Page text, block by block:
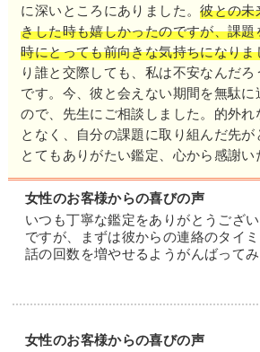
確かな足取りで未来へ向かってい
心も気付けば上向きになっているは
行き詰まってしまったお悩みこそ、
ただきたい先生です。
に深いところにありました。彼との未
きした時も嬉しかったのですが、課
時にとっても前向きな気持ちになりま
り誰と交際しても、私は不安なんだ
です。今、彼と会えない期間を無駄に
ので、先生にご相談しました。的外れ
となく、自分の課題に取り組んだ先
とてもありがたい鑑定、心から感謝い
女性のお客様からの喜びの声
いつも丁寧な鑑定をありがとうござ
ですが、まずは彼からの連絡のタイ
話の回数を増やせるようがんばってみ
女性のお客様からの喜びの声